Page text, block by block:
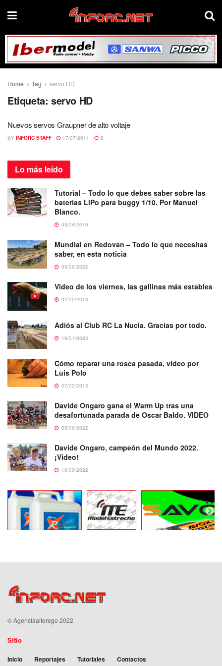
Home Tag servo HD
Etiqueta: servo HD
Nuevos servos Graupner de alto voltaje
BY INFORC STAFF 17/07/2011 0
Lo más leído
Tutorial – Todo lo que debes saber sobre las
baterías LiPo para buggy 1/10. Por Manuel
Blanco.
09/04/2019
Mundial en Redovan – Todo lo que necesitas
saber, en esta noticia
05/09/2022
Video de los viernes, las gallinas más estables
04/10/2013
Adiós al Club RC La Nucia. Gracias por todo.
19/01/2023
Cómo reparar una rosca pasada, vídeo por
Luis Polo
07/02/2013
Davide Ongaro gana el Warm Up tras una
desafortunada parada de Oscar Baldo. VIDEO
05/06/2022
Davide Ongaro, campeón del Mundo 2022.
¡Video!
10/09/2022
©Agenciaalterego 2022
Sitio
Inicio Reportajes Tutoriales Contactos